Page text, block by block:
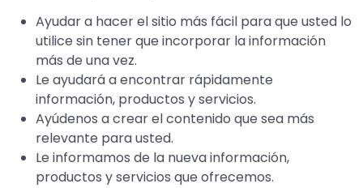
Ayudar a hacer el sitio más fácil para que usted lo
utilice sin tener que incorporar la información
más de una vez.
Le ayudará a encontrar rápidamente
información, productos y servicios.
Ayúdenos a crear el contenido que sea más
relevante para usted.
Le informamos de la nueva información,
productos y servicios que ofrecemos.